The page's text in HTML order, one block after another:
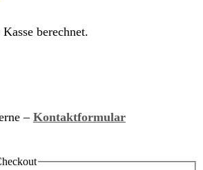
berechnet.
–Kontaktformular